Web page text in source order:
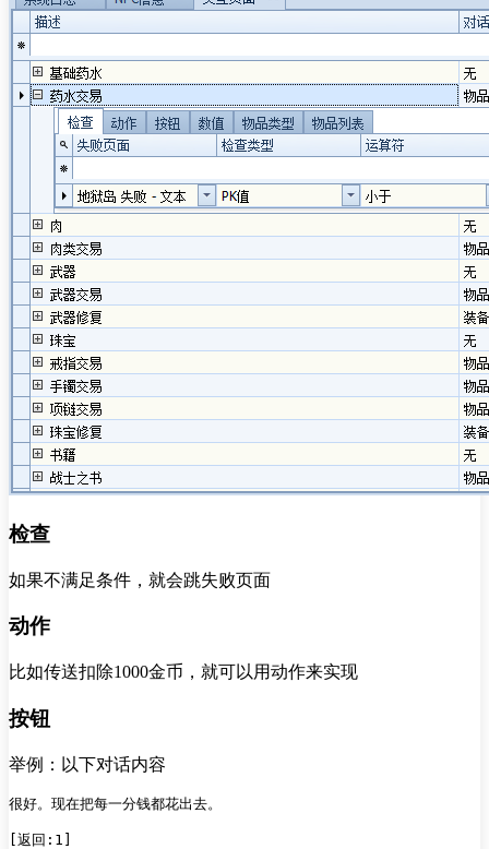
检查
如果不满足条件，就会跳失败页面
动作
比如传送扣除1000金币，就可以用动作来实现
按钮
举例：以下对话内容
很好。现在把每一分钱都花出去。
[返回:1]